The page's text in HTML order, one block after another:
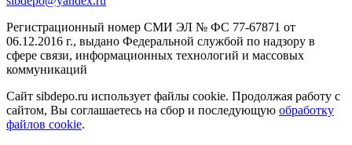
Регистрационный номер СМИ ЭЛ № ФС 77-67871 от
06.12.2016 г., выдано Федеральной службой по надзору в
сфере связи, информационных технологий и массовых
коммуникаций
Сайт sibdepo.ru использует файлы cookie. Продолжая работу с
сайтом, Вы соглашаетесь на сбор и последующую обработку
файлов cookie.